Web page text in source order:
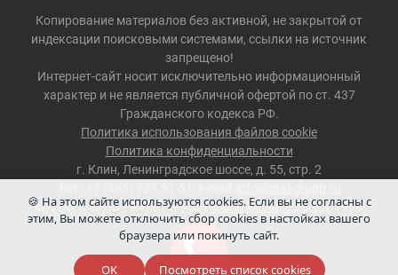
Копирование материалов без активной, не закрытой от
индексации поисковыми системами, ссылки на источник
запрещено!
Интернет-сайт носит исключительно информационный
характер и не является публичной офертой по ст. 437
Гражданского кодекса РФ.
Политика использования файлов cookie
Политика конфиденциальности
г. Клин, Ленинградское шоссе, д. 55, стр. 2
©ООО "СТАЛЬ-ГРУПП"–противопожарные двери, 1994
-2026 г.
Сделано в
🍪 На этом сайте используются cookies. Если вы не согласны с
этим, Вы можете отключить сбор cookies в настойках вашего
браузера или покинуть сайт.
OK Посмотреть список cookies